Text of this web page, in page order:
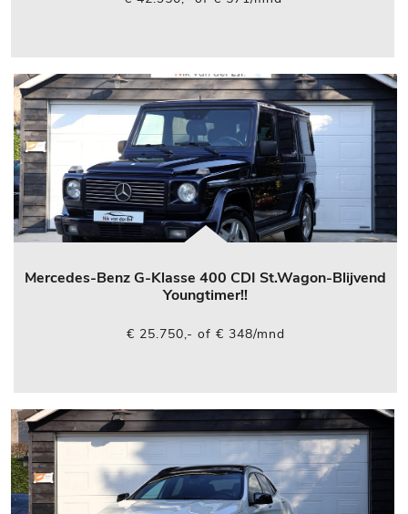
Mercedes-Benz G-Klasse 400 CDI St.Wagon-Blijvend
Youngtimer!!
€ 25.750,- of € 348/mnd